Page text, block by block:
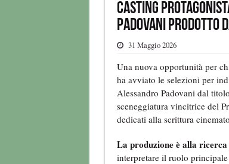
Casting
Padovani prodotto
31 Maggio 2026
Una nuova opportunità per
ha avviato le selezioni per
Alessandro Padovani dal
sceneggiatura vincitrice del
dedicati alla scrittura
La produzione è alla
interpretare il ruolo